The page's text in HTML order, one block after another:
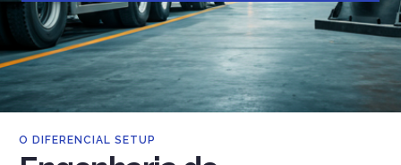
O DIFERENCIAL SETUP